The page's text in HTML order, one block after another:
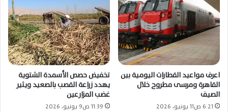
اعرف مواعيد القطارات اليومية بين
القاهرة ومرسى مطروح خلال
الصيف
6:21 ص11 يونيو، 2026
تخفيض حصص الأسمدة الشتوية
يهدد زراعة القصب بالصعيد ويثير
غضب المزارعين
11:39 ص9 يونيو، 2026